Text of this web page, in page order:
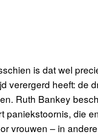
is dat wel
verergerd heeft: de
Ruth Bankey
paniekstoornis, die
vrouwen – in